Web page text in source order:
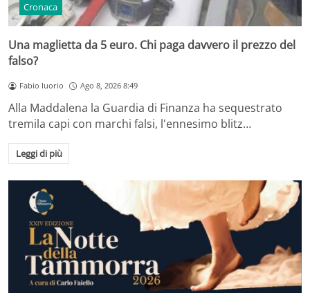
Cronaca
Una maglietta da 5 euro. Chi paga davvero il prezzo del
falso?
Fabio Iuorio Ago 8, 2026 8:49
Alla Maddalena la Guardia di Finanza ha sequestrato
tremila capi con marchi falsi, l'ennesimo blitz…
Leggi di più